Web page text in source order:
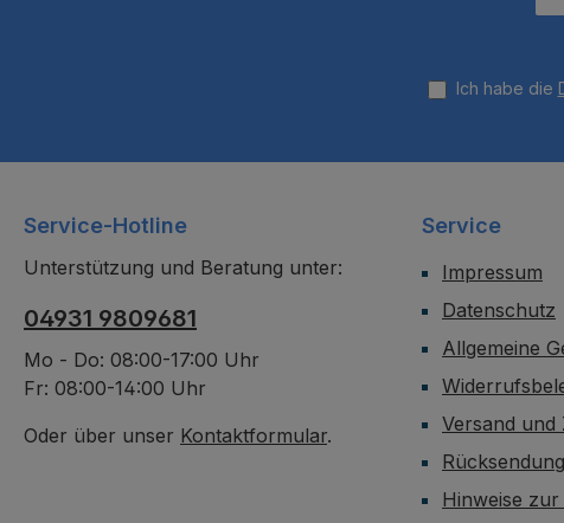
Ich habe die
Service-Hotline
Unterstützung und Beratung unter:
04931 9809681
Mo - Do: 08:00-17:00 Uhr
Fr: 08:00-14:00 Uhr
Oder über unser Kontaktformular.
Service
Impressum
Datenschutz
Allgemeine
Versand und
Rücksendung
Hinweise